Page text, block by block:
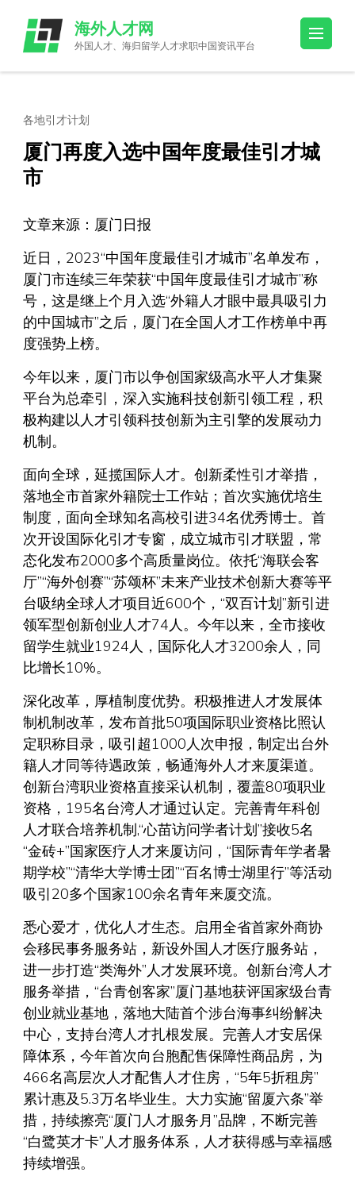
content
(Press
海外人才网
外国人才、海归留学人才求职中国资讯平台
各地引才计划
厦门再度入选中国年度最佳引才城
市
文章来源：厦门日报
近日，2023“中国年度最佳引才城市”名单发布，
厦门市连续三年荣获“中国年度最佳引才城市”称
号，这是继上个月入选“外籍人才眼中最具吸引力
的中国城市”之后，厦门在全国人才工作榜单中再
度强势上榜。
今年以来，厦门市以争创国家级高水平人才集聚
平台为总牵引，深入实施科技创新引领工程，积
极构建以人才引领科技创新为主引擎的发展动力
机制。
面向全球，延揽国际人才。创新柔性引才举措，
落地全市首家外籍院士工作站；首次实施优培生
制度，面向全球知名高校引进34名优秀博士。首
次开设国际化引才专窗，成立城市引才联盟，常
态化发布2000多个高质量岗位。依托“海联会客
厅”“海外创赛”“苏颂杯”未来产业技术创新大赛等平
台吸纳全球人才项目近600个，“双百计划”新引进
领军型创新创业人才74人。今年以来，全市接收
留学生就业1924人，国际化人才3200余人，同
比增长10%。
深化改革，厚植制度优势。积极推进人才发展体
制机制改革，发布首批50项国际职业资格比照认
定职称目录，吸引超1000人次申报，制定出台外
籍人才同等待遇政策，畅通海外人才来厦渠道。
创新台湾职业资格直接采认机制，覆盖80项职业
资格，195名台湾人才通过认定。完善青年科创
人才联合培养机制,“心苗访问学者计划”接收5名
“金砖+”国家医疗人才来厦访问，“国际青年学者暑
期学校”“清华大学博士团”“百名博士湖里行”等活动
吸引20多个国家100余名青年来厦交流。
悉心爱才，优化人才生态。启用全省首家外商协
会移民事务服务站，新设外国人才医疗服务站，
进一步打造“类海外”人才发展环境。创新台湾人才
服务举措，“台青创客家”厦门基地获评国家级台青
创业就业基地，落地大陆首个涉台海事纠纷解决
中心，支持台湾人才扎根发展。完善人才安居保
障体系，今年首次向台胞配售保障性商品房，为
466名高层次人才配售人才住房，“5年5折租房”
累计惠及5.3万名毕业生。大力实施“留厦六条”举
措，持续擦亮“厦门人才服务月”品牌，不断完善
“白鹭英才卡”人才服务体系，人才获得感与幸福感
持续增强。